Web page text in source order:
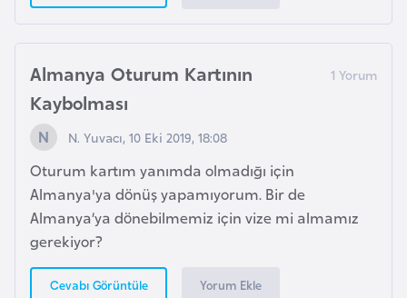
Almanya Oturum Kartının
Kaybolması
N. Yuvacı, 10 Eki 2019, 18:08
Oturum kartım yanımda olmadığı için
Almanya'ya dönüş yapamıyorum. Bir de
Almanya’ya dönebilmemiz için vize mi almamız
gerekiyor?
Cevabı Görüntüle Yorum Ekle
G
a
b
o
n
G
a
m